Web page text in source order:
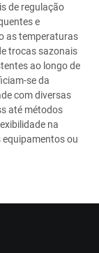
de regulação
e
as temperaturas
trocas sazonais
ao longo de
se da
com diversas
até métodos
na
equipamentos ou